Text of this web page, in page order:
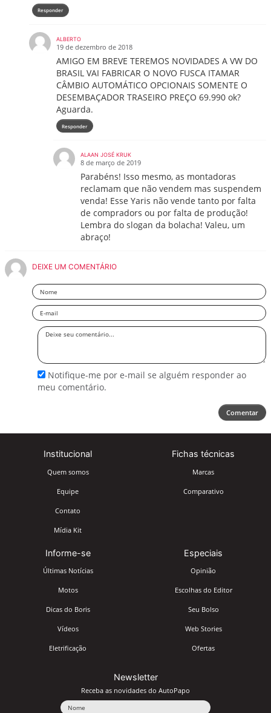
Responder
ALBERTO
19 de dezembro de 2018
AMIGO EM BREVE TEREMOS NOVIDADES A VW DO
BRASIL VAI FABRICAR O NOVO FUSCA ITAMAR
CÂMBIO AUTOMÁTICO OPCIONAIS SOMENTE O
DESEMBAÇADOR TRASEIRO PREÇO 69.990 ok?
Aguarda.
Responder
ALAAN JOSÉ KRUK
8 de março de 2019
Parabéns! Isso mesmo, as montadoras
reclamam que não vendem mas suspendem
venda! Esse Yaris não vende tanto por falta
de compradors ou por falta de produção!
Lembra do slogan da bolacha! Valeu, um
abraço!
DEIXE UM COMENTÁRIO
Nome
Email
Deixe
Notifique-me por e-mail se alguém responder ao
meu comentário.
Comentar
Institucional
Quem somos
Equipe
Contato
Mídia Kit
Fichas técnicas
Marcas
Comparativo
Informe-se
Últimas Notícias
Motos
Dicas do Boris
Vídeos
Eletrificação
Especiais
Opinião
Escolhas do Editor
Seu Bolso
Web Stories
Ofertas
Newsletter
Receba as novidades do AutoPapo